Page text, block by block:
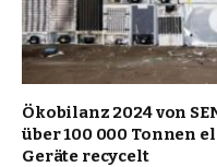
Ökobilanz 2024 von
über 100 000 Tonnen
Geräte recycelt